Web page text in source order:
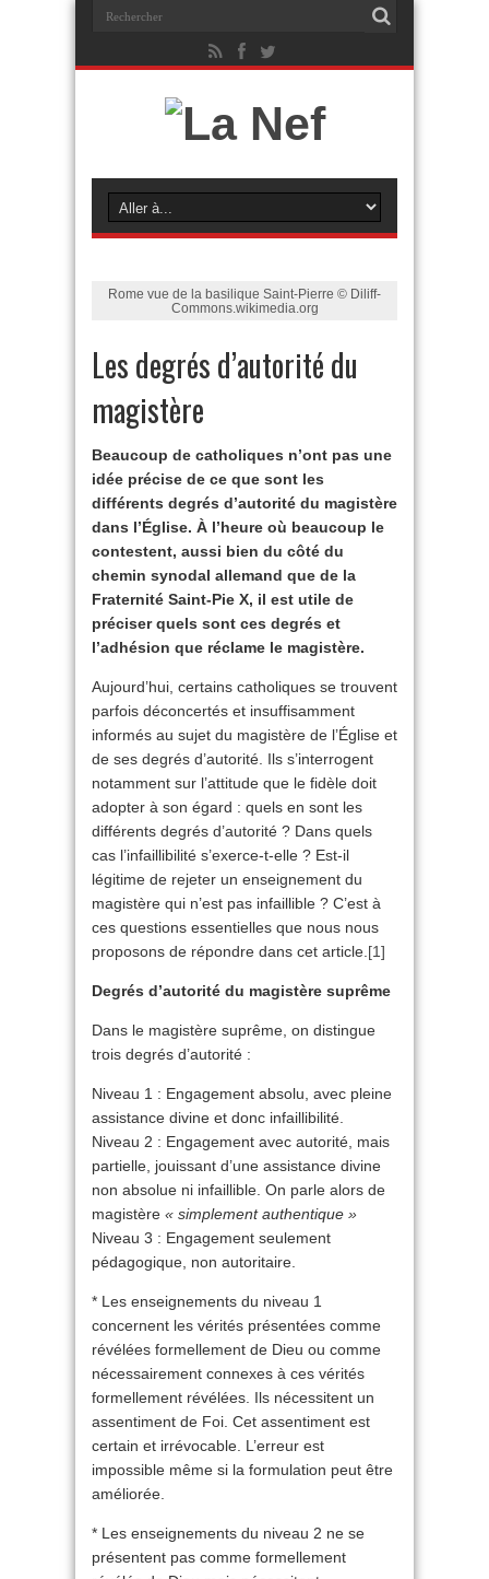
Rome vue de la basilique Saint-Pierre © Diliff-
Commons.wikimedia.org
Les degrés d’autorité du
magistère
Beaucoup de catholiques n’ont pas une
idée précise de ce que sont les
différents degrés d’autorité du magistère
dans l’Église. À l’heure où beaucoup le
contestent, aussi bien du côté du
chemin synodal allemand que de la
Fraternité Saint-Pie X, il est utile de
préciser quels sont ces degrés et
l’adhésion que réclame le magistère.
Aujourd’hui, certains catholiques se trouvent
parfois déconcertés et insuffisamment
informés au sujet du magistère de l’Église et
de ses degrés d’autorité. Ils s’interrogent
notamment sur l’attitude que le fidèle doit
adopter à son égard : quels en sont les
différents degrés d’autorité ? Dans quels
cas l’infaillibilité s’exerce-t-elle ? Est-il
légitime de rejeter un enseignement du
magistère qui n’est pas infaillible ? C’est à
ces questions essentielles que nous nous
proposons de répondre dans cet article. [1]
Degrés d’autorité du magistère suprême
Dans le magistère suprême, on distingue
trois degrés d’autorité :
Niveau 1 : Engagement absolu, avec pleine
assistance divine et donc infaillibilité.
Niveau 2 : Engagement avec autorité, mais
partielle, jouissant d’une assistance divine
non absolue ni infaillible. On parle alors de
magistère « simplement authentique »
Niveau 3 : Engagement seulement
pédagogique, non autoritaire.
* Les enseignements du niveau 1
concernent les vérités présentées comme
révélées formellement de Dieu ou comme
nécessairement connexes à ces vérités
formellement révélées. Ils nécessitent un
assentiment de Foi. Cet assentiment est
certain et irrévocable. L’erreur est
impossible même si la formulation peut être
améliorée.
* Les enseignements du niveau 2 ne se
présentent pas comme formellement